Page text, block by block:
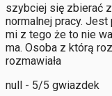
szybciej się zbierać
normalnej pracy.
mi z tego że to nie
ma. Osoba z którą
rozmawiała
null - 5/5 gwiazdek